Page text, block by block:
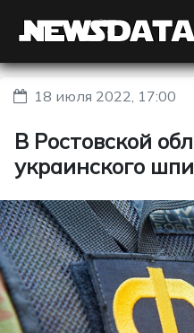
18 июля 2022, 17:00
В Ростовской
украинского